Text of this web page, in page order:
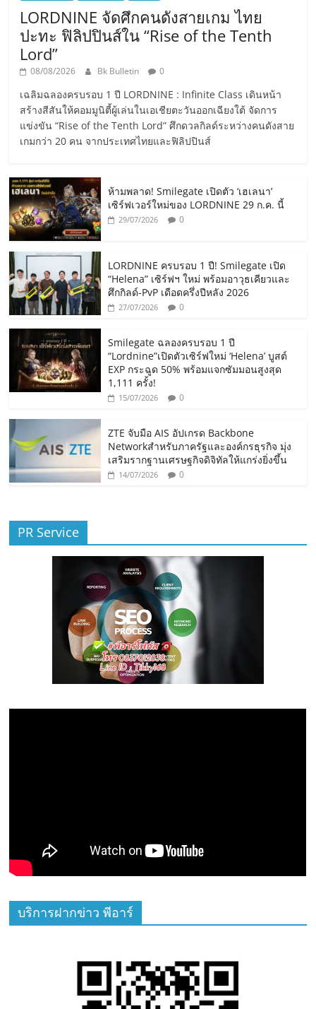
LORDNINE จัดศึกคนดังสายเกม ไทย
ปะทะ ฟิลิปปินส์ใน “Rise of the Tenth
Lord”
08/08/2026 Bk Bulletin 0
เฉลิมฉลองครบรอบ 1 ปี LORDNINE : Infinite Class เดินหน้า
สร้างสีสันให้คอมมูนิตี้ผู้เล่นในเอเชียตะวันออกเฉียงใต้ จัดการ
แข่งขัน “Rise of the Tenth Lord” ศึกดวลกิลด์ระหว่างคนดังสาย
เกมกว่า 20 คน จากประเทศไทยและฟิลิปปินส์
ห้ามพลาด! Smilegate เปิดตัว ‘เฮเลนา’
เซิร์ฟเวอร์ใหม่ของ LORDNINE 29 ก.ค. นี้
29/07/2026 0
LORDNINE ครบรอบ 1 ปี! Smilegate เปิด
“Helena” เซิร์ฟฯ ใหม่ พร้อมอาวุธเคียวและ
ศึกกิลด์-PvP เดือดครึ่งปีหลัง 2026
27/07/2026 0
Smilegate ฉลองครบรอบ 1 ปี
“Lordnine”เปิดตัวเซิร์ฟใหม่ ‘Helena’ บูสต์
EXP กระฉูด 50% พร้อมแจกซัมมอนสูงสุด
1,111 ครั้ง!
15/07/2026 0
ZTE จับมือ AIS อัปเกรด Backbone
Networkสำหรับภาครัฐและองค์กรธุรกิจ มุ่ง
เสริมรากฐานเศรษฐกิจดิจิทัลให้แกร่งยิ่งขึ้น
14/07/2026 0
PR Service
บริการฝากข่าว พีอาร์